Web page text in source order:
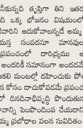
తృప్తిగా తిని
ఒక్క భోజనం
ఆదుకోవాలన్నదే అమ్మ
సంపదనూ
సమానంగా
మంటల్లో దహించుకు
కోసం దాచుకోవడమే
పెంపొందింప చేయడానికే
ప్రబోధాల వలన సువిదితం